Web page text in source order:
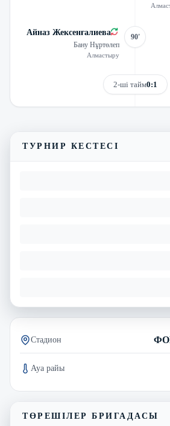
Айназ Жексенғалиева
Бану Нұртөлеп
Алмастыру
90'
2-ші тайм0:1
ТУРНИР КЕСТЕСІ
Стадион
Ауа райы
ТӨРЕШІЛЕР БРИГАДАСЫ